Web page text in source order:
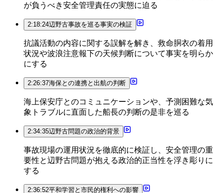
が負うべき安全管理責任の実態に迫る
2:18:24辺野古事故を巡る事実の検証
抗議活動の内容に関する誤解を解き、救命胴衣の着用
状況や波浪注意報下の天候判断について事実を明らか
にする
2:26:37海保との連携と出航の判断
海上保安庁とのコミュニケーションや、予測困難な気
象トラブルに直面した船長の判断の是非を巡る
2:34:35辺野古問題の政治的背景
事故現場の運用状況を徹底的に検証し、安全管理の重
要性と辺野古問題が抱える政治的正当性を浮き彫りに
する
2:36:52平和学習と市民的権利への影響